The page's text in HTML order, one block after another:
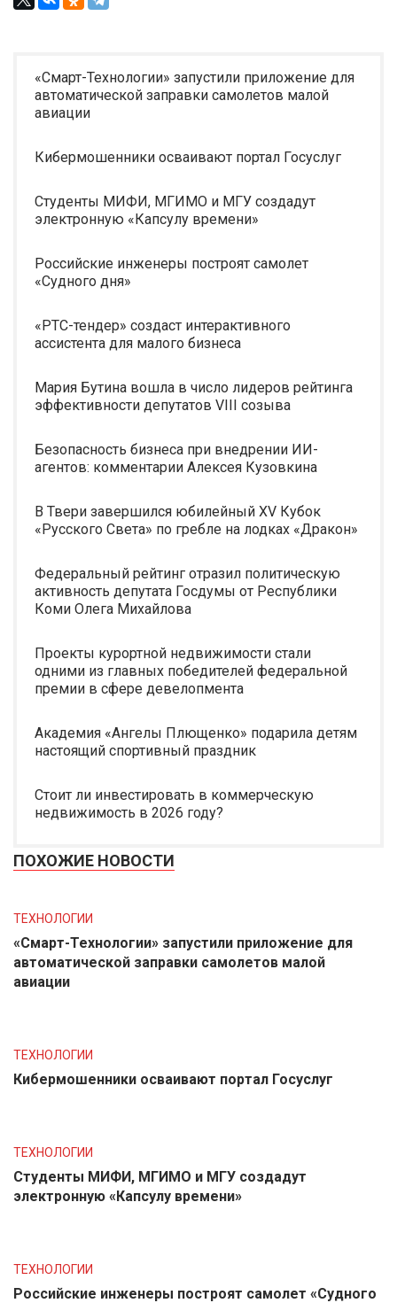
«Смарт-Технологии» запустили приложение для
автоматической заправки самолетов малой
авиации
Кибермошенники осваивают портал Госуслуг
Студенты МИФИ, МГИМО и МГУ создадут
электронную «Капсулу времени»
Российские инженеры построят самолет
«Судного дня»
«РТС-тендер» создаст интерактивного
ассистента для малого бизнеса
Мария Бутина вошла в число лидеров рейтинга
эффективности депутатов VIII созыва
Безопасность бизнеса при внедрении ИИ-
агентов: комментарии Алексея Кузовкина
В Твери завершился юбилейный XV Кубок
«Русского Света» по гребле на лодках «Дракон»
Федеральный рейтинг отразил политическую
активность депутата Госдумы от Республики
Коми Олега Михайлова
Проекты курортной недвижимости стали
одними из главных победителей федеральной
премии в сфере девелопмента
Академия «Ангелы Плющенко» подарила детям
настоящий спортивный праздник
Стоит ли инвестировать в коммерческую
недвижимость в 2026 году?
ПОХОЖИЕ НОВОСТИ
ТЕХНОЛОГИИ
«Смарт-Технологии» запустили приложение для
автоматической заправки самолетов малой
авиации
ТЕХНОЛОГИИ
Кибермошенники осваивают портал Госуслуг
ТЕХНОЛОГИИ
Студенты МИФИ, МГИМО и МГУ создадут
электронную «Капсулу времени»
ТЕХНОЛОГИИ
Российские инженеры построят самолет «Судного